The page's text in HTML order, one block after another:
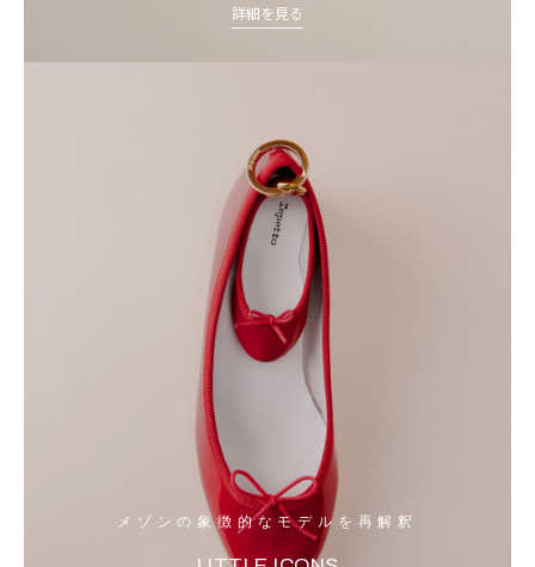
詳細を見る
メゾンの象徴的なモデルを再解釈